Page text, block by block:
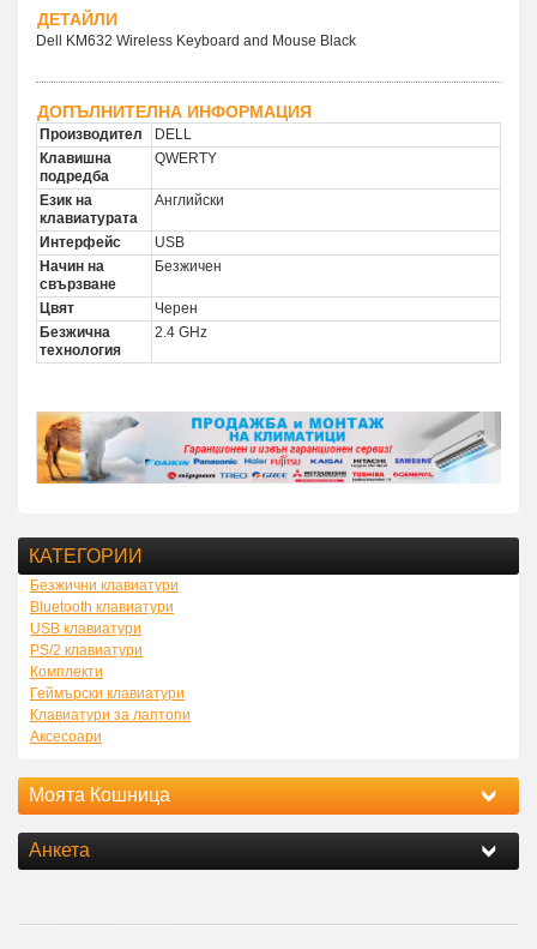
ДЕТАЙЛИ
Dell KM632 Wireless Keyboard and Mouse Black
ДОПЪЛНИТЕЛНА ИНФОРМАЦИЯ
Производител
DELL
Клавишна
подредба
QWERTY
Език на
клавиатурата
Английски
Интерфейс
USB
Начин на
свързване
Безжичен
Цвят
Черен
Безжична
технология
2.4 GHz
КАТЕГОРИИ
Безжични клавиатури
Bluetooth клавиатури
USB клавиатури
PS/2 клавиатури
Комплекти
Геймърски клавиатури
Клавиатури за лаптопи
Аксесоари
Моята Кошница
Анкета